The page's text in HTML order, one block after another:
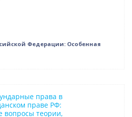
Федерации: Особенная